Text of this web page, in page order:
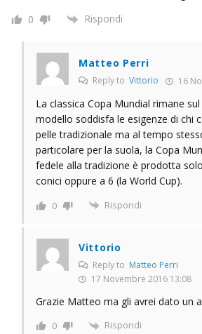
0 Rispondi
Matteo Perri
Reply to Vittorio 16
La classica Copa Mundial rimane
modello soddisfa le esigenze di chi
pelle tradizionale ma al tempo
particolare per la suola, la Copa
fedele alla tradizione è prodotta
conici oppure a 6 (la World Cup).
0 Rispondi
Vittorio
Reply to Matteo Perri
17 Novembre 2016 13:08
Grazie Matteo ma gli avrei dato un
0 Rispondi